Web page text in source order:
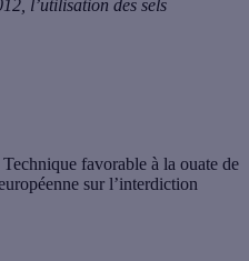
l’utilisation des sels
favorable à la ouate de
sur l’interdiction